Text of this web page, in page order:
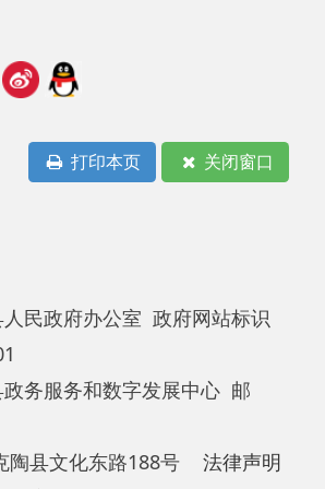
打印本页
政府办公室 政府网站标识
服务和数字发展中心 邮
县文化东路188号
心
号
我们